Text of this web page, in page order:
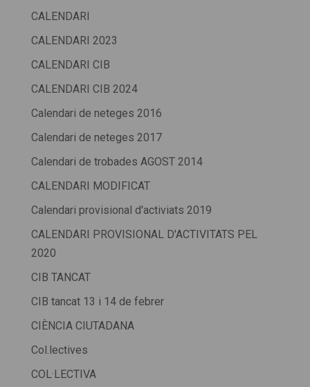
CALENDARI
CALENDARI 2023
CALENDARI CIB
CALENDARI CIB 2024
Calendari de neteges 2016
Calendari de neteges 2017
Calendari de trobades AGOST 2014
CALENDARI MODIFICAT
Calendari provisional d'activiats 2019
CALENDARI PROVISIONAL D'ACTIVITATS PEL
2020
CIB TANCAT
CIB tancat 13 i 14 de febrer
CIÈNCIA CIUTADANA
Col.lectives
COL·LECTIVA